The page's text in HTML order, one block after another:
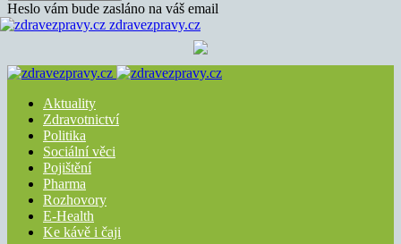
Heslo vám bude zasláno na váš email
zdravezpravy.cz
Aktuality
Zdravotnictví
Politika
Sociální věci
Pojištění
Pharma
Rozhovory
E-Health
Ke kávě i čaji